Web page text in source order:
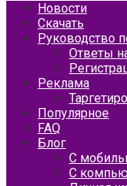
Новости
Скачать
Руководство
Ответы
Реклама
Популярное
FAQ
Блог
С
С